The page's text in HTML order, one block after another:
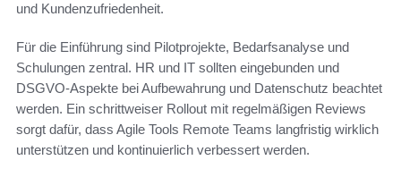
und Kundenzufriedenheit.
Für die Einführung sind Pilotprojekte, Bedarfsanalyse und
Schulungen zentral. HR und IT sollten eingebunden und
DSGVO-Aspekte bei Aufbewahrung und Datenschutz beachtet
werden. Ein schrittweiser Rollout mit regelmäßigen Reviews
sorgt dafür, dass Agile Tools Remote Teams langfristig wirklich
unterstützen und kontinuierlich verbessert werden.